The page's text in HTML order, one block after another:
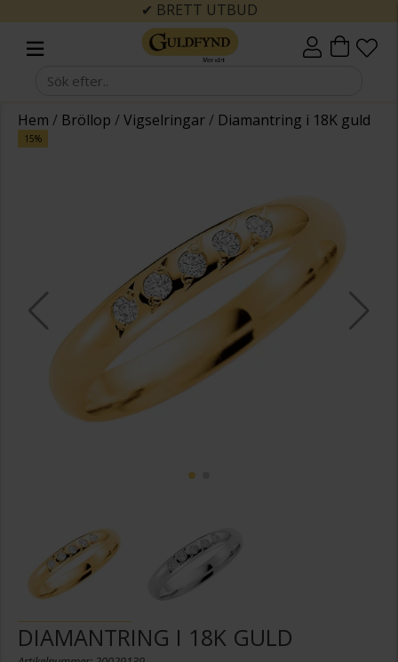
✔ BRETT UTBUD
Hem / Bröllop /Vigselringar/ Diamantring i 18K guld
15%
DIAMANTRING I 18K GULD